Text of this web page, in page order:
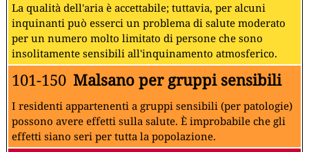
La qualità dell'aria è accettabile; tuttavia, per alcuni
inquinanti può esserci un problema di salute moderato
per un numero molto limitato di persone che sono
insolitamente sensibili all'inquinamento atmosferico.
101-150 Malsano per gruppi sensibili
I residenti appartenenti a gruppi sensibili (per patologie)
possono avere effetti sulla salute. È improbabile che gli
effetti siano seri per tutta la popolazione.